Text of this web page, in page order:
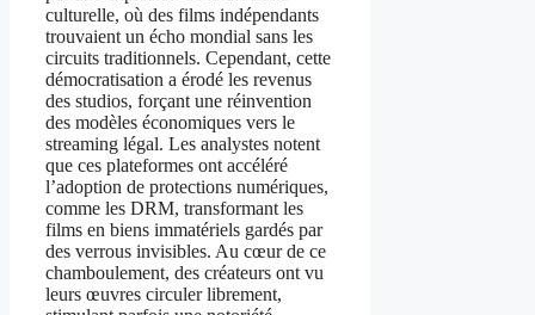
culturelle, où des films indépendants
trouvaient un écho mondial sans les
circuits traditionnels. Cependant, cette
démocratisation a érodé les revenus
des studios, forçant une réinvention
des modèles économiques vers le
streaming légal. Les analystes notent
que ces plateformes ont accéléré
l’adoption de protections numériques,
comme les DRM, transformant les
films en biens immatériels gardés par
des verrous invisibles. Au cœur de ce
chamboulement, des créateurs ont vu
leurs œuvres circuler librement,